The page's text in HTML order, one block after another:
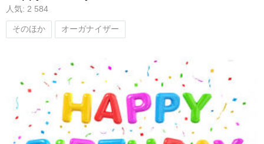
人気: 2 584
そのほか オーガナイザー